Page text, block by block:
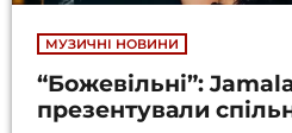
МУЗИЧНІ НОВИНИ
“Божевільні”:
презентували